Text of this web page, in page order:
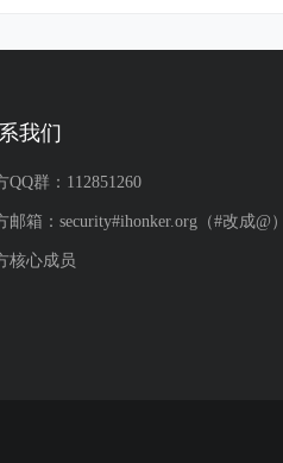
我们
QQ群：112851260
邮箱：security#ihonker.org（#改成@）
核心成员